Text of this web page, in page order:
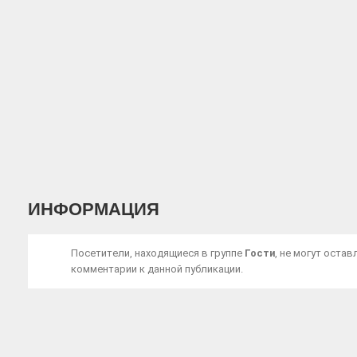
ИНФОРМАЦИЯ
Посетители, находящиеся в группе Гости, не могут
комментарии к данной публикации.